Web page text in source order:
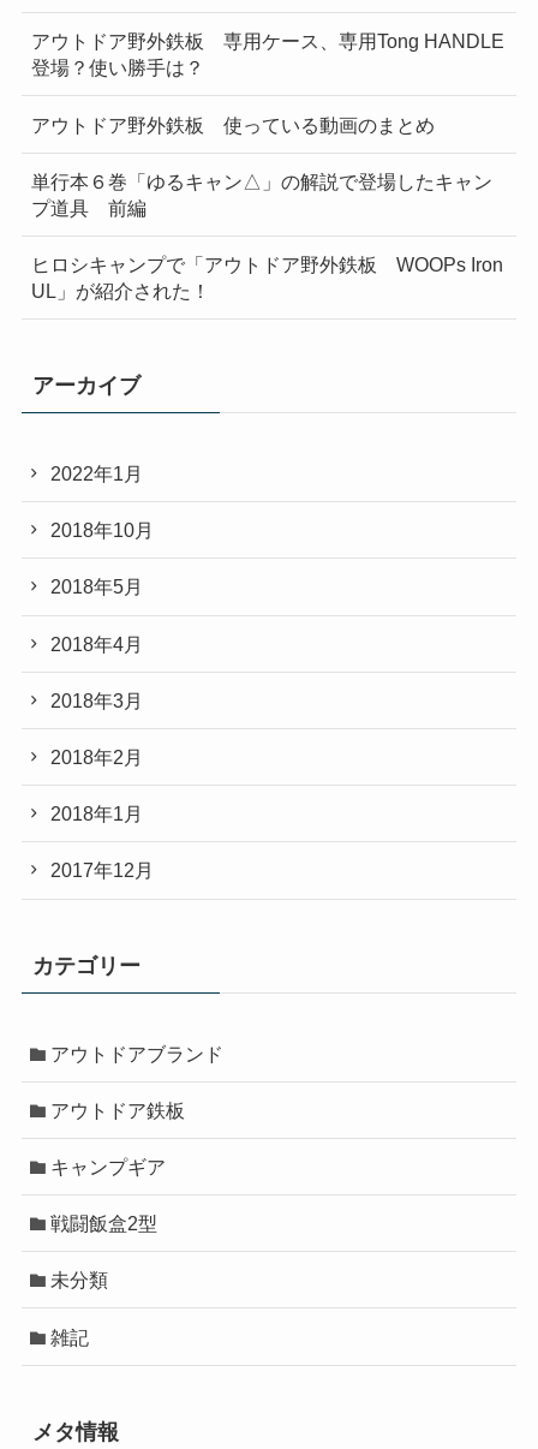
アウトドア野外鉄板 専用ケース、専用Tong HANDLE
登場？使い勝手は？
アウトドア野外鉄板 使っている動画のまとめ
単行本６巻「ゆるキャン△」の解説で登場したキャン
プ道具 前編
ヒロシキャンプで「アウトドア野外鉄板 WOOPs Iron
UL」が紹介された！
アーカイブ
2022年1月
2018年10月
2018年5月
2018年4月
2018年3月
2018年2月
2018年1月
2017年12月
カテゴリー
アウトドアブランド
アウトドア鉄板
キャンプギア
戦闘飯盒2型
未分類
雑記
メタ情報